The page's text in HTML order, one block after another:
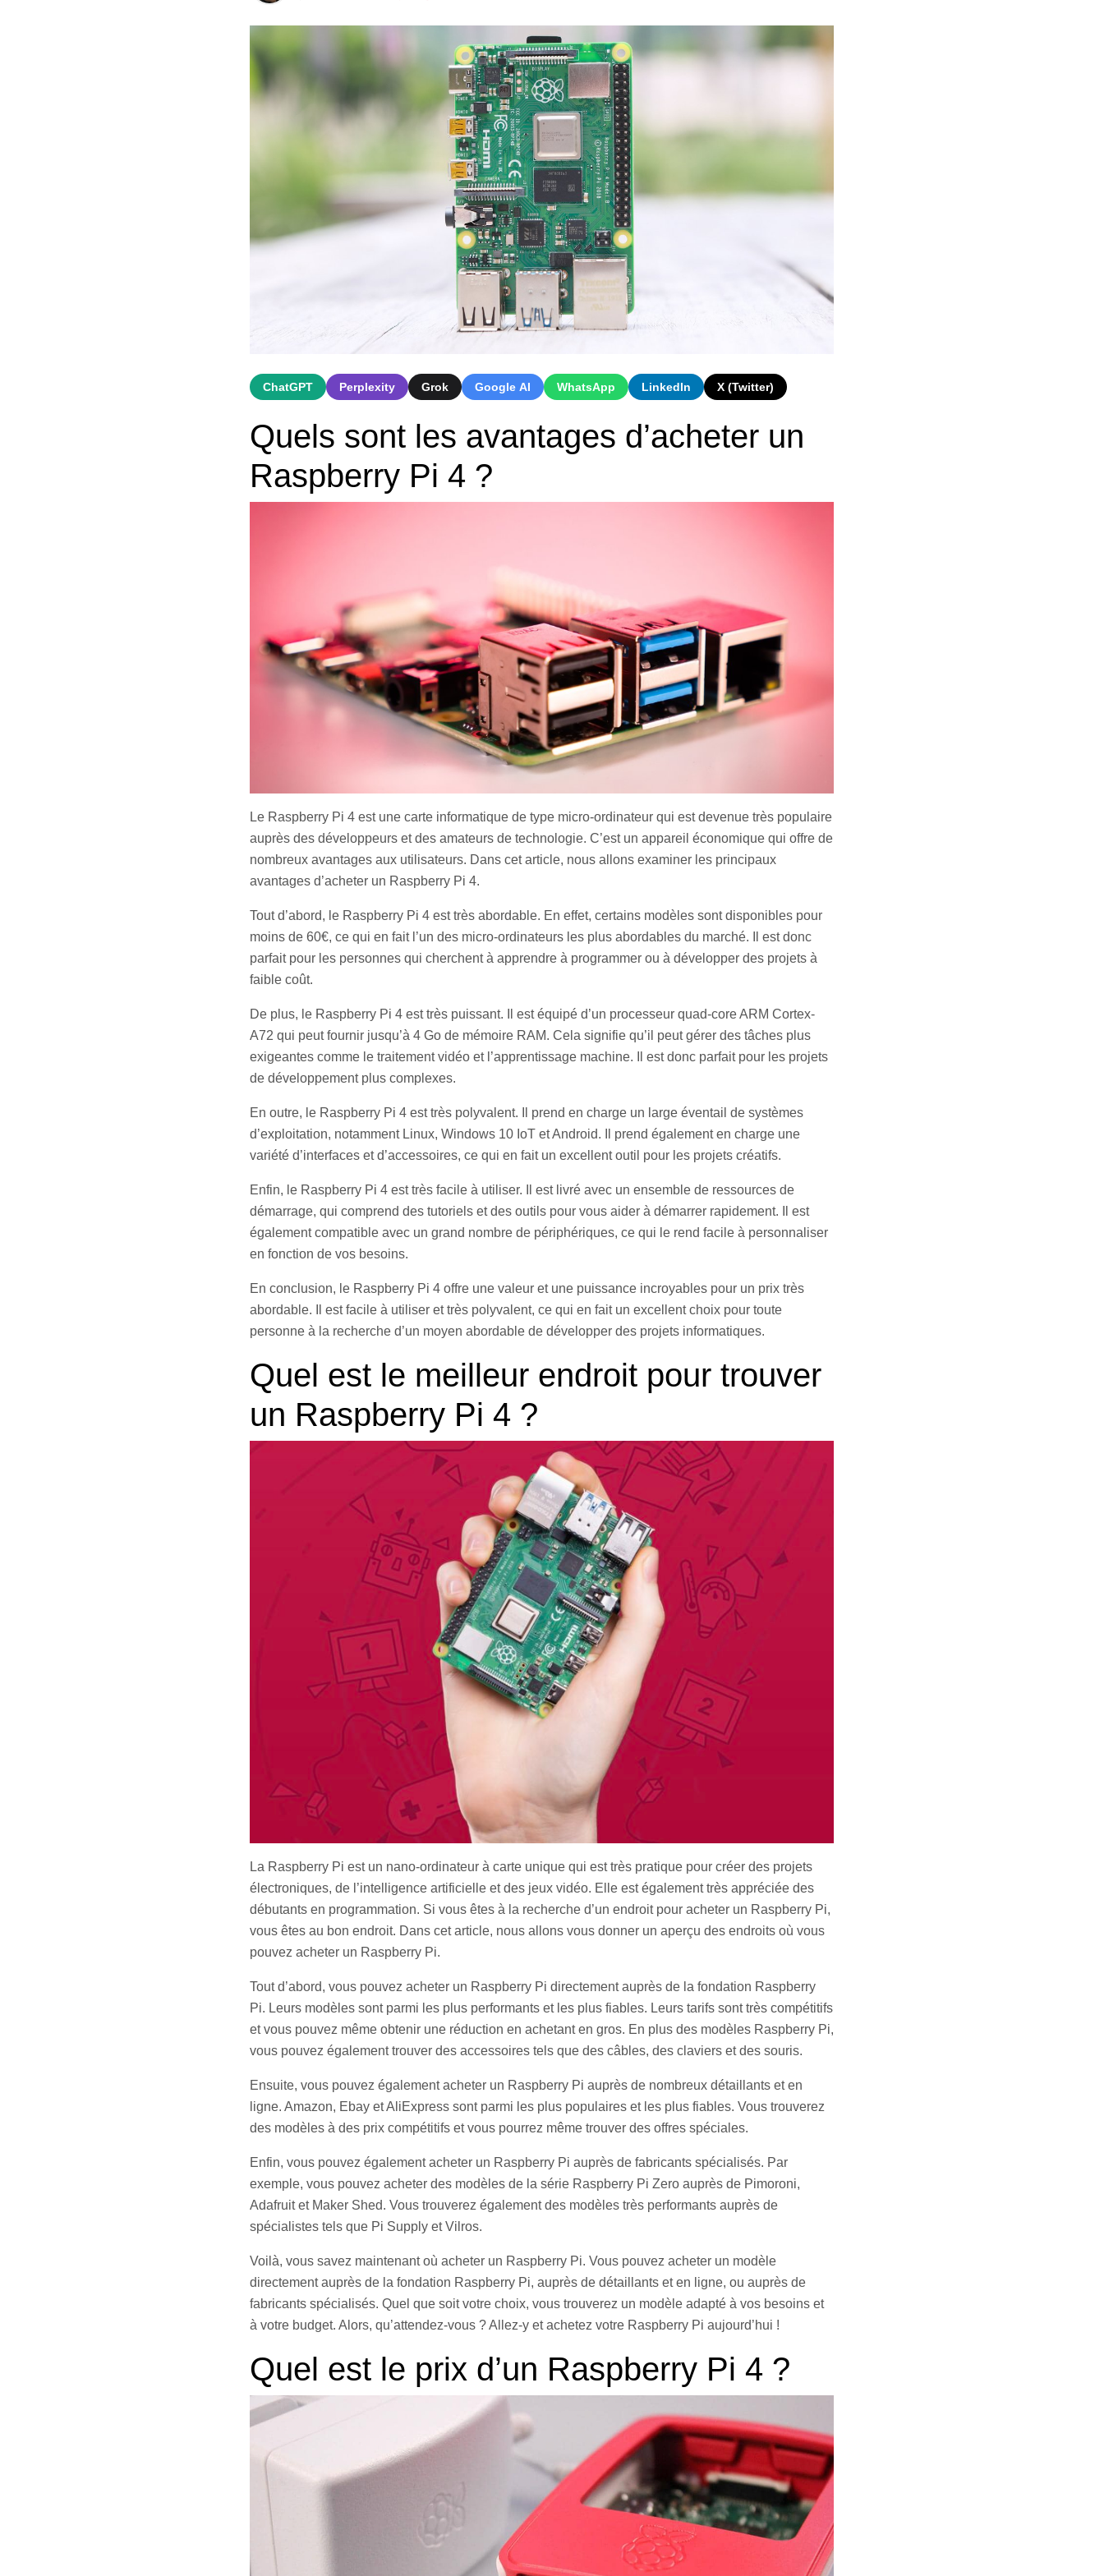
ChatGPT Perplexity Grok Google AI WhatsApp LinkedIn X (Twitter)
Quels sont les avantages d’acheter un
Raspberry Pi 4 ?
Le Raspberry Pi 4 est une carte informatique de type micro-ordinateur qui est devenue très populaire
auprès des développeurs et des amateurs de technologie. C’est un appareil économique qui offre de
nombreux avantages aux utilisateurs. Dans cet article, nous allons examiner les principaux
avantages d’acheter un Raspberry Pi 4.
Tout d’abord, le Raspberry Pi 4 est très abordable. En effet, certains modèles sont disponibles pour
moins de 60€, ce qui en fait l’un des micro-ordinateurs les plus abordables du marché. Il est donc
parfait pour les personnes qui cherchent à apprendre à programmer ou à développer des projets à
faible coût.
De plus, le Raspberry Pi 4 est très puissant. Il est équipé d’un processeur quad-core ARM Cortex-
A72 qui peut fournir jusqu’à 4 Go de mémoire RAM. Cela signifie qu’il peut gérer des tâches plus
exigeantes comme le traitement vidéo et l’apprentissage machine. Il est donc parfait pour les projets
de développement plus complexes.
En outre, le Raspberry Pi 4 est très polyvalent. Il prend en charge un large éventail de systèmes
d’exploitation, notamment Linux, Windows 10 IoT et Android. Il prend également en charge une
variété d’interfaces et d’accessoires, ce qui en fait un excellent outil pour les projets créatifs.
Enfin, le Raspberry Pi 4 est très facile à utiliser. Il est livré avec un ensemble de ressources de
démarrage, qui comprend des tutoriels et des outils pour vous aider à démarrer rapidement. Il est
également compatible avec un grand nombre de périphériques, ce qui le rend facile à personnaliser
en fonction de vos besoins.
En conclusion, le Raspberry Pi 4 offre une valeur et une puissance incroyables pour un prix très
abordable. Il est facile à utiliser et très polyvalent, ce qui en fait un excellent choix pour toute
personne à la recherche d’un moyen abordable de développer des projets informatiques.
Quel est le meilleur endroit pour trouver
un Raspberry Pi 4 ?
La Raspberry Pi est un nano-ordinateur à carte unique qui est très pratique pour créer des projets
électroniques, de l’intelligence artificielle et des jeux vidéo. Elle est également très appréciée des
débutants en programmation. Si vous êtes à la recherche d’un endroit pour acheter un Raspberry Pi,
vous êtes au bon endroit. Dans cet article, nous allons vous donner un aperçu des endroits où vous
pouvez acheter un Raspberry Pi.
Tout d’abord, vous pouvez acheter un Raspberry Pi directement auprès de la fondation Raspberry
Pi. Leurs modèles sont parmi les plus performants et les plus fiables. Leurs tarifs sont très compétitifs
et vous pouvez même obtenir une réduction en achetant en gros. En plus des modèles Raspberry Pi,
vous pouvez également trouver des accessoires tels que des câbles, des claviers et des souris.
Ensuite, vous pouvez également acheter un Raspberry Pi auprès de nombreux détaillants et en
ligne. Amazon, Ebay et AliExpress sont parmi les plus populaires et les plus fiables. Vous trouverez
des modèles à des prix compétitifs et vous pourrez même trouver des offres spéciales.
Enfin, vous pouvez également acheter un Raspberry Pi auprès de fabricants spécialisés. Par
exemple, vous pouvez acheter des modèles de la série Raspberry Pi Zero auprès de Pimoroni,
Adafruit et Maker Shed. Vous trouverez également des modèles très performants auprès de
spécialistes tels que Pi Supply et Vilros.
Voilà, vous savez maintenant où acheter un Raspberry Pi. Vous pouvez acheter un modèle
directement auprès de la fondation Raspberry Pi, auprès de détaillants et en ligne, ou auprès de
fabricants spécialisés. Quel que soit votre choix, vous trouverez un modèle adapté à vos besoins et
à votre budget. Alors, qu’attendez-vous ? Allez-y et achetez votre Raspberry Pi aujourd’hui !
Quel est le prix d’un Raspberry Pi 4 ?